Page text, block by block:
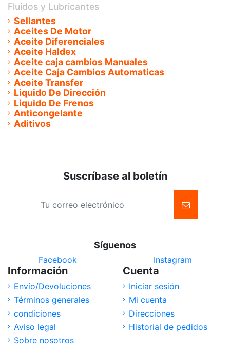
Fluidos y Lubricantes
Sellantes
Aceites De Motor
Aceite Diferenciales
Aceite Haldex
Aceite caja cambios Manuales
Aceite Caja Cambios Automaticas
Aceite Transfer
Liquido De Dirección
Liquido De Frenos
Anticongelante
Aditivos
Suscríbase al boletín
Síguenos
Facebook Instagram
Información
Envío/Devoluciones
Términos generales
condiciones
Aviso legal
Sobre nosotros
Cuenta
Iniciar sesión
Mi cuenta
Direcciones
Historial de pedidos